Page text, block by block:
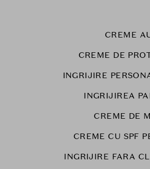
CREME
CREME DE
INGRIJIRE
INGRIJIREA
CREME DE
CREME CU SPF
INGRIJIRE FARA